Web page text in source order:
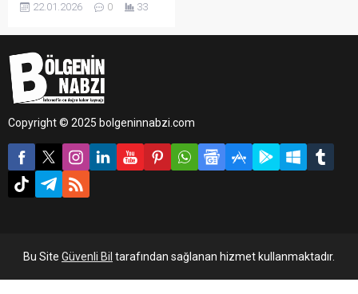
geleneksel hâle gelen Siyer
“Kaybedeni olmayan”
yarışma için Batman
genelinde yoğun ilgi olduğu
22.01.2026 0 33
Copyright © 2025 bolgeninnabzi.com
Bu Site Güvenli Bil tarafından sağlanan hizmet kullanmaktadır.